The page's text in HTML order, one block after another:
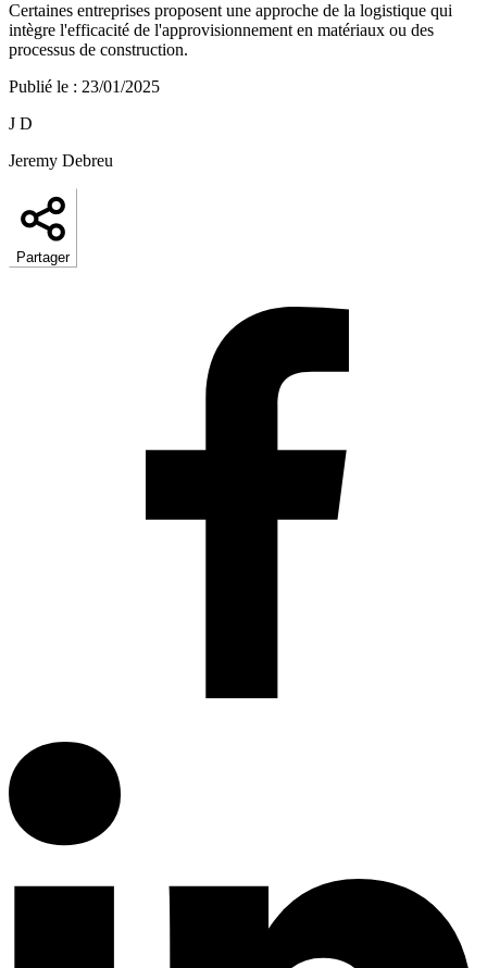
Certaines entreprises proposent une approche de la logistique qui
intègre l'efficacité de l'approvisionnement en matériaux ou des
processus de construction.
Publié le : 23/01/2025
J D
Jeremy Debreu
Partager